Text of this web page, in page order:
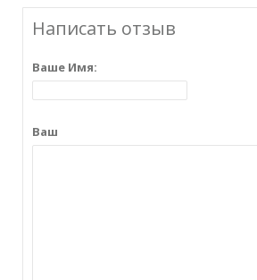
Написать отзыв
Ваше Имя:
Ваш